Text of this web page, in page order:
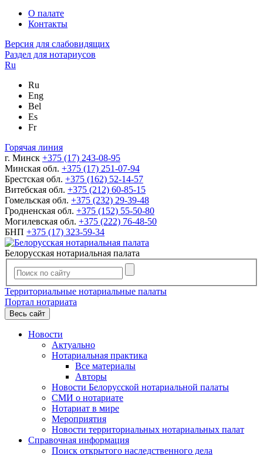
О палате
Контакты
Версия для слабовидящих
Раздел для нотариусов
Ru
Ru
Eng
Bel
Es
Fr
Горячая линия
г. Минск +375 (17) 243-08-95
Минская обл. +375 (17) 251-07-94
Брестская обл. +375 (162) 52-14-57
Витебская обл. +375 (212) 60-85-15
Гомельская обл. +375 (232) 29-39-48
Гродненская обл. +375 (152) 55-50-80
Могилевская обл. +375 (222) 76-48-50
БНП +375 (17) 323-59-34
Белорусская нотариальная палата
Территориальные нотариальные палаты
Портал нотариата
Весь сайт
Новости
Актуально
Нотариальная практика
Все материалы
Авторы
Новости Белорусской нотариальной палаты
СМИ о нотариате
Нотариат в мире
Мероприятия
Новости территориальных нотариальных палат
Справочная информация
Поиск открытого наследственного дела